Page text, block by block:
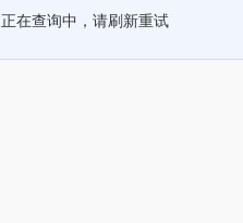
正在查询中，请刷新重试